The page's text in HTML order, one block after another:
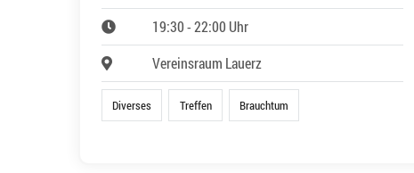
19:30 - 22:00 Uhr
Vereinsraum Lauerz
Diverses Treffen Brauchtum